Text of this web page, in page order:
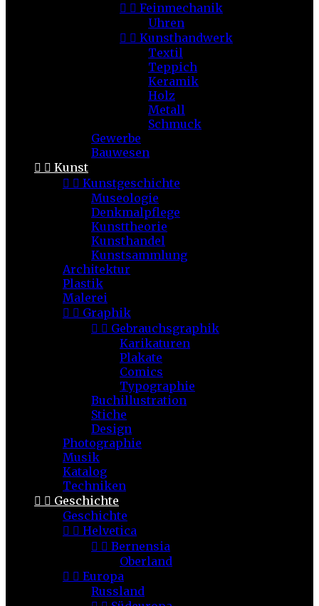
  Feinmechanik
Uhren
  Kunsthandwerk
Textil
Teppich
Keramik
Holz
Metall
Schmuck
Gewerbe
Bauwesen
  Kunst
  Kunstgeschichte
Museologie
Denkmalpflege
Kunsttheorie
Kunsthandel
Kunstsammlung
Architektur
Plastik
Malerei
  Graphik
  Gebrauchsgraphik
Karikaturen
Plakate
Comics
Typographie
Buchillustration
Stiche
Design
Photographie
Musik
Katalog
Techniken
  Geschichte
Geschichte
  Helvetica
  Bernensia
Oberland
  Europa
Russland